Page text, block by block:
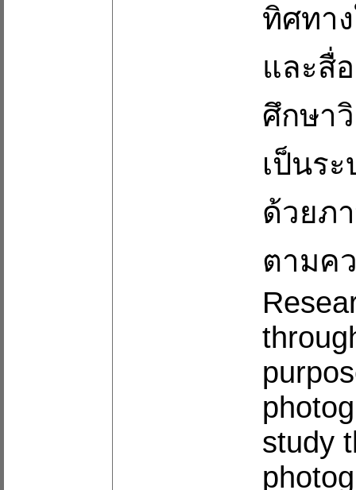
ทิศทา
และสื่
ศึกษา
เป็นร
ด้วยภ
ตามค
study